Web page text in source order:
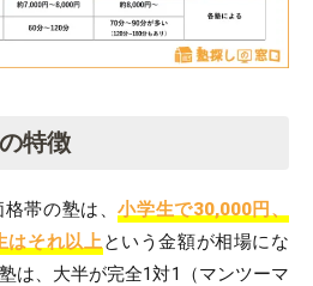
特徴
帯の塾は、小学生で30,000円、
はそれ以上 という金額が相場にな
は、大半が完全1対1（マンツーマ